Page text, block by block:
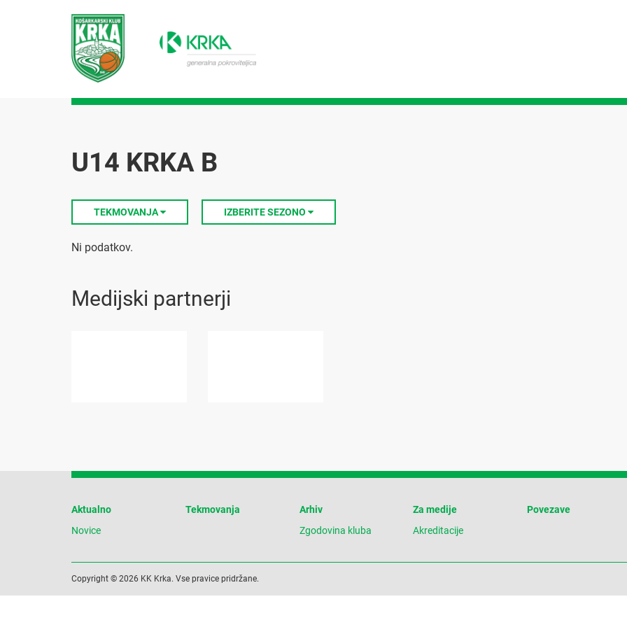
U14 KRKA B
TEKMOVANJA IZBERITE SEZONO
Ni podatkov.
Medijski partnerji
Aktualno
Novice
Tekmovanja
Arhiv
Zgodovina kluba
Za medije
Akreditacije
Povezave
Copyright © 2026 KK Krka. Vse pravice pridržane.